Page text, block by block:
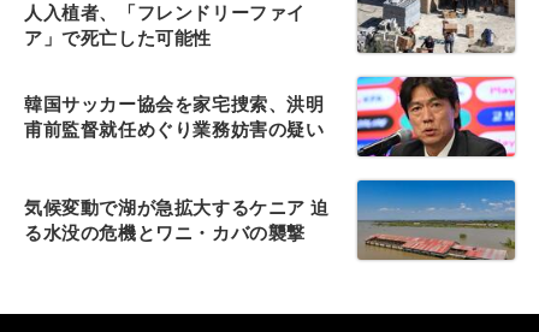
人入植者、「フレンドリーファイ
ア」で死亡した可能性
韓国サッカー協会を家宅捜索、洪明
甫前監督就任めぐり業務妨害の疑い
気候変動で湖が急拡大するケニア 迫
る水没の危機とワニ・カバの襲撃